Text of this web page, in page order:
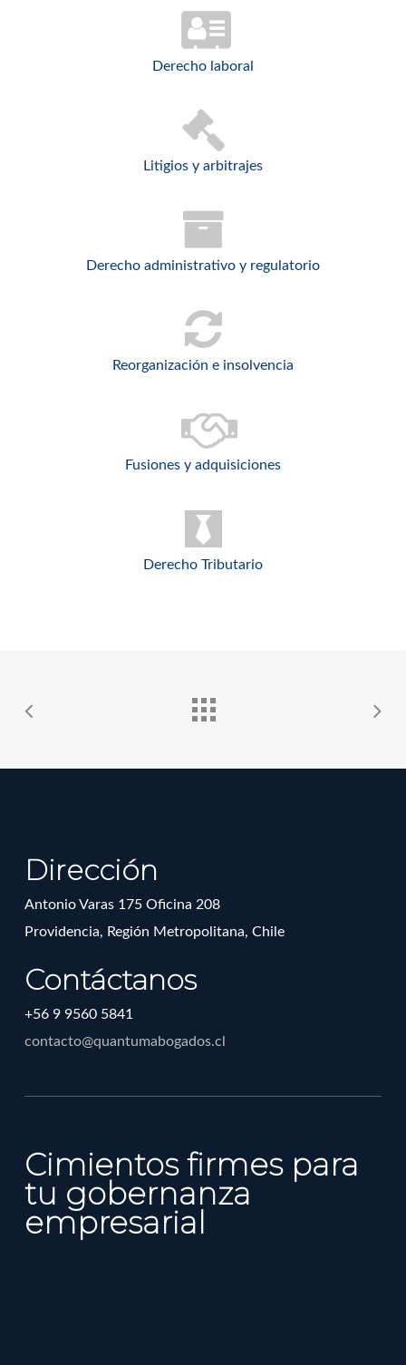
Derecho laboral
Litigios y arbitrajes
Derecho administrativo y regulatorio
Reorganización e insolvencia
Fusiones y adquisiciones
Derecho Tributario
Dirección
Antonio Varas 175 Oficina 208
Providencia, Región Metropolitana, Chile
Contáctanos
+56 9 9560 5841
contacto@quantumabogados.cl
Cimientos firmes para
tu gobernanza
empresarial